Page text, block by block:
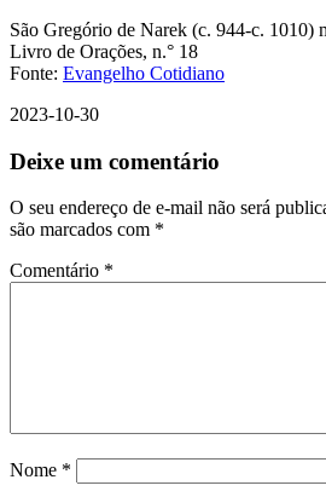
São Gregório de Narek (c. 944-c. 1010)
Livro de Orações, n.° 18
Fonte: Evangelho Cotidiano
2023-10-30
Deixe um comentário
O seu endereço de e-mail não será
são marcados com *
Comentário *
Nome *